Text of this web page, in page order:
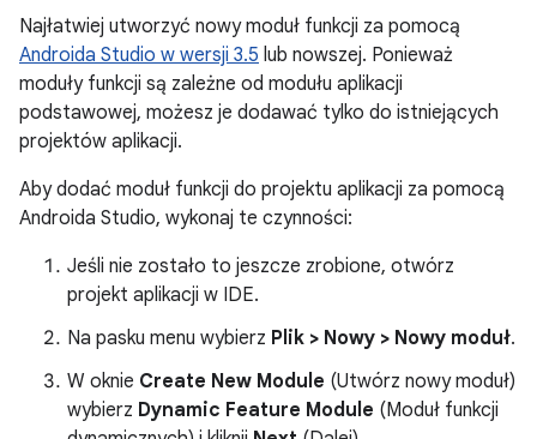
Najłatwiej utworzyć nowy moduł funkcji za pomocą
Androida Studio w wersji 3.5 lub nowszej. Ponieważ
moduły funkcji są zależne od modułu aplikacji
podstawowej, możesz je dodawać tylko do istniejących
projektów aplikacji.
Aby dodać moduł funkcji do projektu aplikacji za pomocą
Androida Studio, wykonaj te czynności:
Jeśli nie zostało to jeszcze zrobione, otwórz
projekt aplikacji w IDE.
Na pasku menu wybierz Plik > Nowy > Nowy moduł.
W oknie Create New Module (Utwórz nowy moduł)
wybierz Dynamic Feature Module (Moduł funkcji